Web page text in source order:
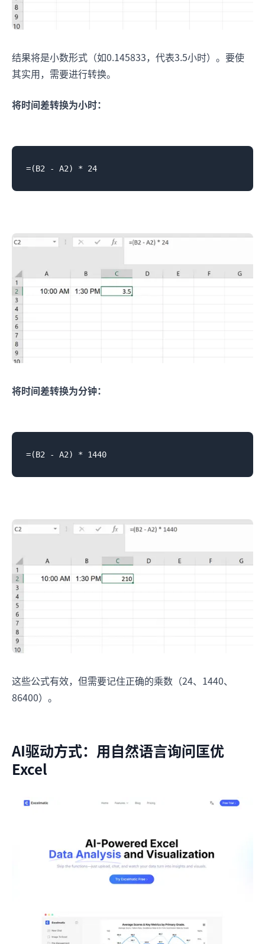
结果将是小数形式（如0.145833，代表3.5小时）。要使
其实用，需要进行转换。
将时间差转换为小时：
将时间差转换为分钟：
这些公式有效，但需要记住正确的乘数（24、1440、
86400）。
AI驱动方式：用自然语言询问匡优
Excel